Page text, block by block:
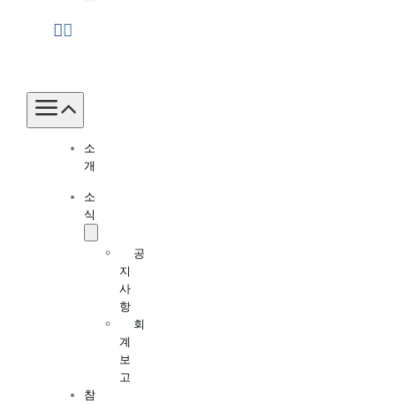
Toggle
Navigation
소
개
소
식
공
지
사
항
회
계
보
고
참